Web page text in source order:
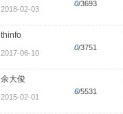
2018-02-03
0/3693
thinfo
2017-06-10
0/3751
余大俊
2015-02-01
6/5531